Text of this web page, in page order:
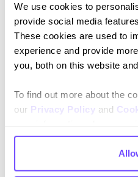
We use cookies to
provide social media
These cookies are used to
experience and provide
you, both on this website
To find out more about the
our Privacy Policy and
comply with your
tiny cookie so that you're
again.
Idioma
English
Español